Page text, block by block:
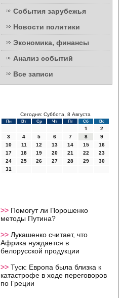
События зарубежья
Новости политики
Экономика, финансы
Анализ событий
Все записи
Сегодня: Суббота, 8 Августа
Пн Вт Ср Чт Пт Сб Вс
1
2
3
4 5 6 7 8
9
10
11 12 13 14 15
16
17
18 19 20 21 22
23
24
25 26 27 28 29
30
31
>> Помогут ли Порошенко
методы Путина?
>> Лукашенко считает, что
Африка нуждается в
белорусской продукции
>> Туск: Европа была близка к
катастрофе в ходе переговоров
по Греции